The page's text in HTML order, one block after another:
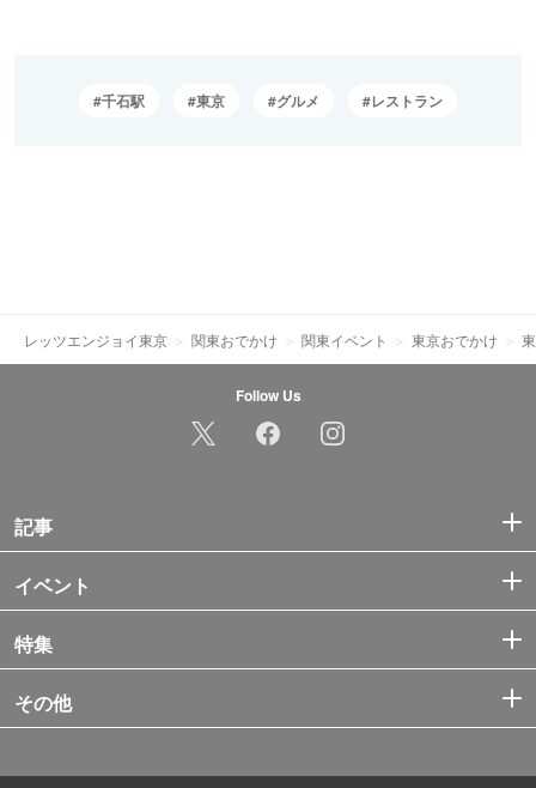
千石駅 東京 グルメ レストラン
レッツエンジョイ東京 関東おでかけ 関東イベント 東京おでかけ
Follow Us
記事
イベント
特集
その他